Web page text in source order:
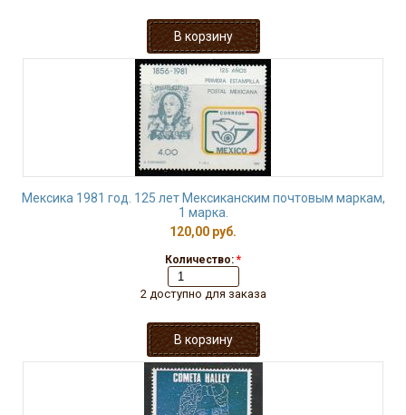
Мексика 1981 год. 125 лет Мексиканским почтовым маркам,
1 марка.
120,00 руб.
Количество: *
2 доступно для заказа